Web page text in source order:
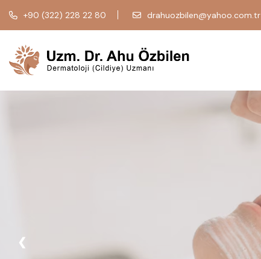
+90 (322) 228 22 80 drahuozbilen@yahoo.com.tr
❮